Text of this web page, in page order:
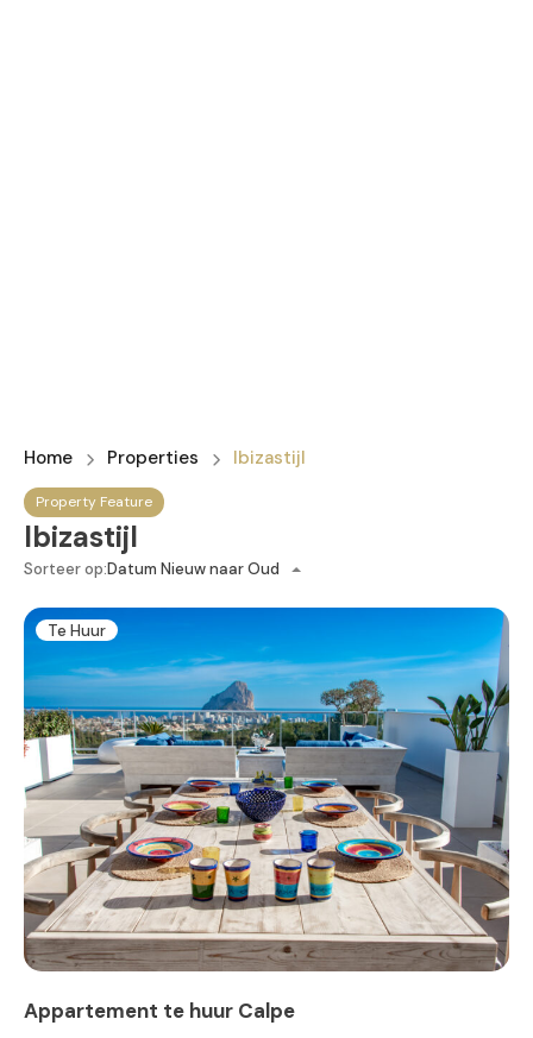
Home Properties Ibizastijl
Property Feature
Ibizastijl
Sorteer op:Datum Nieuw naar Oud
Te Huur
Appartement te huur Calpe